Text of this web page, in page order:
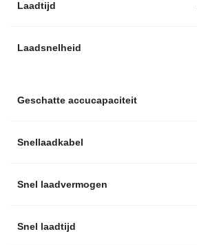
Laadtijd
Laadsnelheid
Geschatte accucapaciteit
Snellaadkabel
Snel laadvermogen
Snel laadtijd